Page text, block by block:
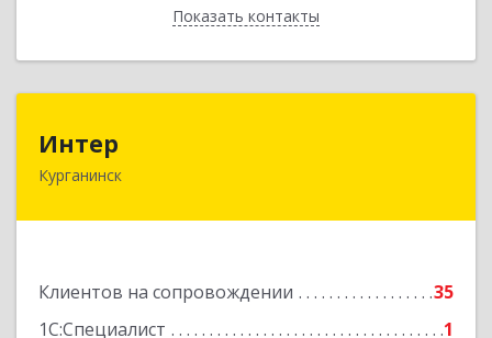
Показать контакты
Назад
Интер
Курганинск
Клиентов на сопровождении
35
1С:Специалист
1
352430, Краснодарский край, Курганинск г,